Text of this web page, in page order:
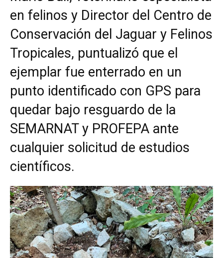
en felinos y Director del Centro de
Conservación del Jaguar y Felinos
Tropicales, puntualizó que el
ejemplar fue enterrado en un
punto identificado con GPS para
quedar bajo resguardo de la
SEMARNAT y PROFEPA ante
cualquier solicitud de estudios
científicos.